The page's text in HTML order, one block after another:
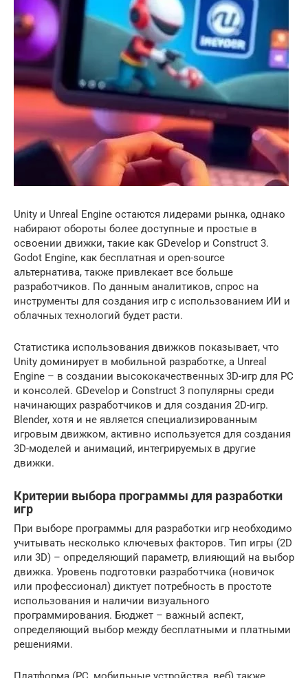
Unity и Unreal Engine остаются лидерами рынка, однако
набирают обороты более доступные и простые в
освоении движки, такие как GDevelop и Construct 3.
Godot Engine, как бесплатная и open-source
альтернатива, также привлекает все больше
разработчиков. По данным аналитиков, спрос на
инструменты для создания игр с использованием ИИ и
облачных технологий будет расти.
Статистика использования движков показывает, что
Unity доминирует в мобильной разработке, а Unreal
Engine – в создании высококачественных 3D-игр для PC
и консолей. GDevelop и Construct 3 популярны среди
начинающих разработчиков и для создания 2D-игр.
Blender, хотя и не является специализированным
игровым движком, активно используется для создания
3D-моделей и анимаций, интегрируемых в другие
движки.
Критерии выбора программы для разработки
игр
При выборе программы для разработки игр необходимо
учитывать несколько ключевых факторов. Тип игры (2D
или 3D) – определяющий параметр, влияющий на выбор
движка. Уровень подготовки разработчика (новичок
или профессионал) диктует потребность в простоте
использования и наличии визуального
программирования. Бюджет – важный аспект,
определяющий выбор между бесплатными и платными
решениями.